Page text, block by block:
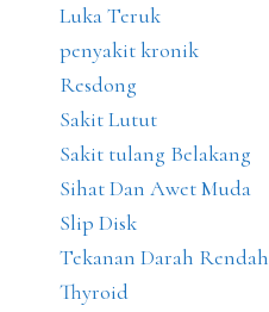
Luka Teruk
penyakit kronik
Resdong
Sakit Lutut
Sakit tulang Belakang
Sihat Dan Awet Muda
Slip Disk
Tekanan Darah Rendah
Thyroid